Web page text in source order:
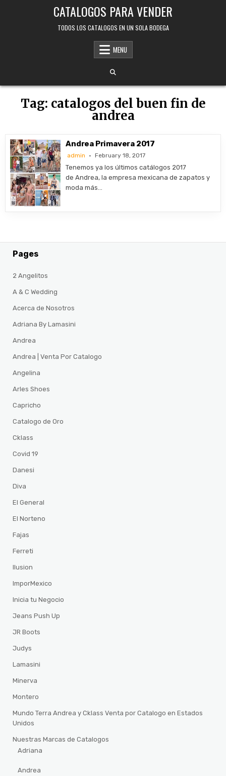
CATALOGOS PARA VENDER
TODOS LOS CATALOGOS EN UN SOLA BODEGA
MENU
Tag: catalogos del buen fin de
andrea
Andrea Primavera 2017
admin February 18, 2017
Tenemos ya los últimos catálogos 2017
de Andrea, la empresa mexicana de zapatos y
moda más…
Pages
2 Angelitos
A & C Wedding
Acerca de Nosotros
Adriana By Lamasini
Andrea
Andrea | Venta Por Catalogo
Angelina
Arles Shoes
Capricho
Catalogo de Oro
Cklass
Covid 19
Danesi
Diva
El General
El Norteno
Fajas
Ferreti
Ilusion
ImporMexico
Inicia tu Negocio
Jeans Push Up
JR Boots
Judys
Lamasini
Minerva
Montero
Mundo Terra Andrea y Cklass Venta por Catalogo en Estados
Unidos
Nuestras Marcas de Catalogos
Adriana
Andrea